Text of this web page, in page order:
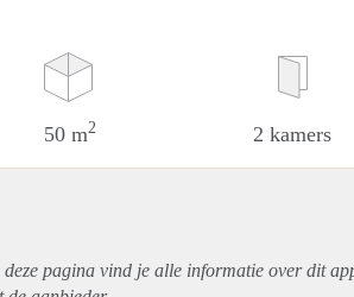
50 m2 2 kamers
deze pagina vind je alle informatie over dit